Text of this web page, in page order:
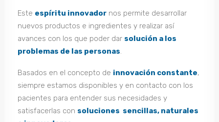
Este espíritu innovador nos permite desarrollar
nuevos productos e ingredientes y realizar así
avances con los que poder dar solución a los
problemas de las personas.
Basados en el concepto de innovación constante,
siempre estamos disponibles y en contacto con los
pacientes para entender sus necesidades y
satisfacerlas con soluciones sencillas, naturales